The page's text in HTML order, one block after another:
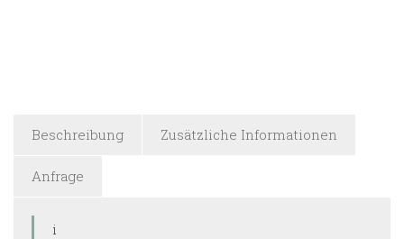
Beschreibung Zusätzliche Informationen
Anfrage
i